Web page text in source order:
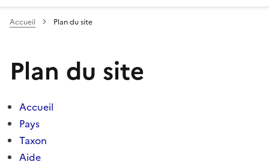
Accueil Plan du site
Plan du site
Accueil
Pays
Taxon
Aide